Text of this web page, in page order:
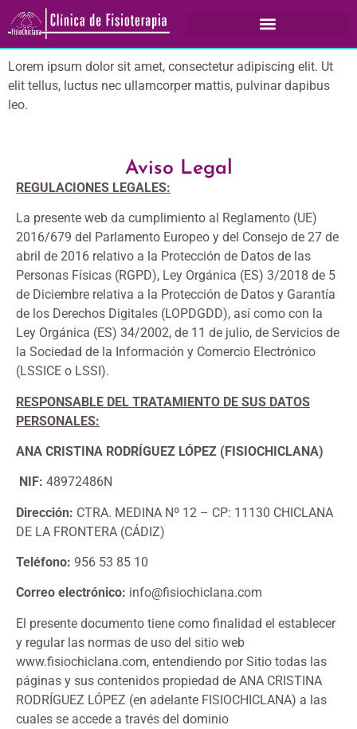
Lorem ipsum dolor sit amet, consectetur adipiscing elit. Ut
elit tellus, luctus nec ullamcorper mattis, pulvinar dapibus
leo.
Aviso Legal
REGULACIONES LEGALES:
La presente web da cumplimiento al Reglamento (UE)
2016/679 del Parlamento Europeo y del Consejo de 27 de
abril de 2016 relativo a la Protección de Datos de las
Personas Físicas (RGPD), Ley Orgánica (ES) 3/2018 de 5
de Diciembre relativa a la Protección de Datos y Garantía
de los Derechos Digitales (LOPDGDD), así como con la
Ley Orgánica (ES) 34/2002, de 11 de julio, de Servicios de
la Sociedad de la Información y Comercio Electrónico
(LSSICE o LSSI).
RESPONSABLE DEL TRATAMIENTO DE SUS DATOS
PERSONALES:
ANA CRISTINA RODRÍGUEZ LÓPEZ (FISIOCHICLANA)
NIF: 48972486N
Dirección: CTRA. MEDINA Nº 12 – CP: 11130 CHICLANA
DE LA FRONTERA (CÁDIZ)
Teléfono: 956 53 85 10
Correo electrónico: info@fisiochiclana.com
El presente documento tiene como finalidad el establecer
y regular las normas de uso del sitio web
www.fisiochiclana.com, entendiendo por Sitio todas las
páginas y sus contenidos propiedad de ANA CRISTINA
RODRÍGUEZ LÓPEZ (en adelante FISIOCHICLANA) a las
cuales se accede a través del dominio